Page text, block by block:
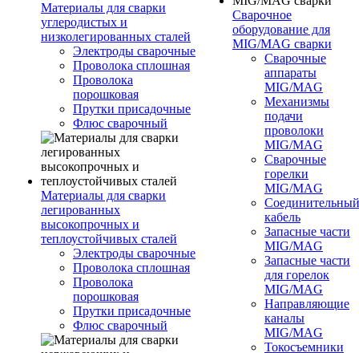
Материалы для сварки
углеродистых и
низколегированных сталей
Электроды сварочные
Проволока сплошная
Проволока
порошковая
Прутки присадочные
Флюс сварочный
Материалы для сварки
легированных
высокопрочных и
теплоустойчивых сталей
Электроды сварочные
Проволока сплошная
Проволока
порошковая
Прутки присадочные
Флюс сварочный
Сварочное
оборудование для
MIG/MAG сварки
Сварочные
аппараты
MIG/MAG
Механизмы
подачи
проволоки
MIG/MAG
Сварочные
горелки
MIG/MAG
Соединительный
кабель
Запасные части
MIG/MAG
Запасные части
для горелок
MIG/MAG
Направляющие
каналы
MIG/MAG
Токосъемники